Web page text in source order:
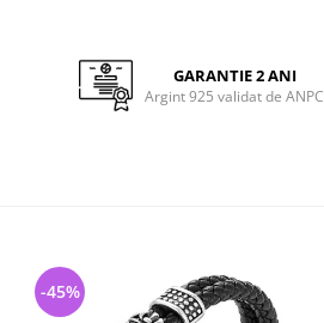
GARANTIE 2 ANI
Argint 925 validat de ANPC
-45%